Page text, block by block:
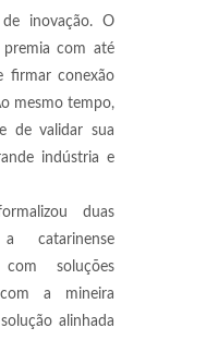
inovação. O
com até
firmar conexão
mesmo tempo,
de validar sua
indústria e
duas
catarinense
soluções
a mineira
alinhada